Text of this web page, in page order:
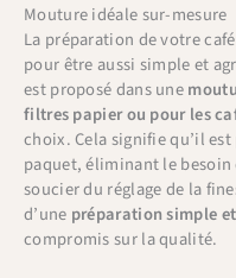
Mouture idéale sur-mesure
La préparation de votre
pour être aussi simple et
est proposé dans une
filtres papier ou pour les
choix. Cela signifie qu’il est
paquet, éliminant le besoin
soucier du réglage de la
d’une préparation simple
compromis sur la qualité.